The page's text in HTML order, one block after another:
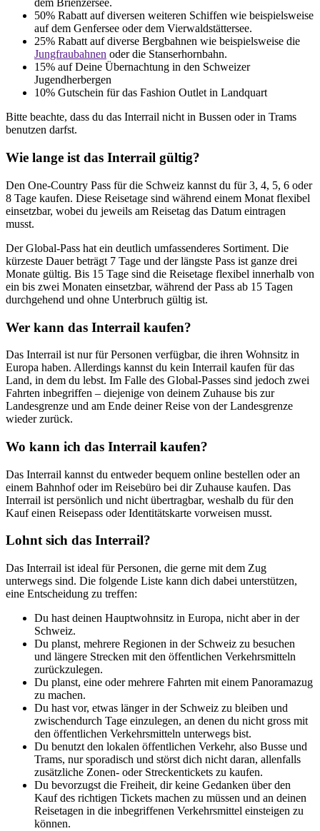
dem Brienzersee.
50% Rabatt auf diversen weiteren Schiffen wie beispielsweise
auf dem Genfersee oder dem Vierwaldstättersee.
25% Rabatt auf diverse Bergbahnen wie beispielsweise die
Jungfraubahnen oder die Stanserhornbahn.
15% auf Deine Übernachtung in den Schweizer
Jugendherbergen
10% Gutschein für das Fashion Outlet in Landquart
Bitte beachte, dass du das Interrail nicht in Bussen oder in Trams
benutzen darfst.
Wie lange ist das Interrail gültig?
Den One-Country Pass für die Schweiz kannst du für 3, 4, 5, 6 oder
8 Tage kaufen. Diese Reisetage sind während einem Monat flexibel
einsetzbar, wobei du jeweils am Reisetag das Datum eintragen
musst.
Der Global-Pass hat ein deutlich umfassenderes Sortiment. Die
kürzeste Dauer beträgt 7 Tage und der längste Pass ist ganze drei
Monate gültig. Bis 15 Tage sind die Reisetage flexibel innerhalb von
ein bis zwei Monaten einsetzbar, während der Pass ab 15 Tagen
durchgehend und ohne Unterbruch gültig ist.
Wer kann das Interrail kaufen?
Das Interrail ist nur für Personen verfügbar, die ihren Wohnsitz in
Europa haben. Allerdings kannst du kein Interrail kaufen für das
Land, in dem du lebst. Im Falle des Global-Passes sind jedoch zwei
Fahrten inbegriffen – diejenige von deinem Zuhause bis zur
Landesgrenze und am Ende deiner Reise von der Landesgrenze
wieder zurück.
Wo kann ich das Interrail kaufen?
Das Interrail kannst du entweder bequem online bestellen oder an
einem Bahnhof oder im Reisebüro bei dir Zuhause kaufen. Das
Interrail ist persönlich und nicht übertragbar, weshalb du für den
Kauf einen Reisepass oder Identitätskarte vorweisen musst.
Lohnt sich das Interrail?
Das Interrail ist ideal für Personen, die gerne mit dem Zug
unterwegs sind. Die folgende Liste kann dich dabei unterstützen,
eine Entscheidung zu treffen:
Du hast deinen Hauptwohnsitz in Europa, nicht aber in der
Schweiz.
Du planst, mehrere Regionen in der Schweiz zu besuchen
und längere Strecken mit den öffentlichen Verkehrsmitteln
zurückzulegen.
Du planst, eine oder mehrere Fahrten mit einem Panoramazug
zu machen.
Du hast vor, etwas länger in der Schweiz zu bleiben und
zwischendurch Tage einzulegen, an denen du nicht gross mit
den öffentlichen Verkehrsmitteln unterwegs bist.
Du benutzt den lokalen öffentlichen Verkehr, also Busse und
Trams, nur sporadisch und störst dich nicht daran, allenfalls
zusätzliche Zonen- oder Streckentickets zu kaufen.
Du bevorzugst die Freiheit, dir keine Gedanken über den
Kauf des richtigen Tickets machen zu müssen und an deinen
Reisetagen in die inbegriffenen Verkehrsmittel einsteigen zu
können.